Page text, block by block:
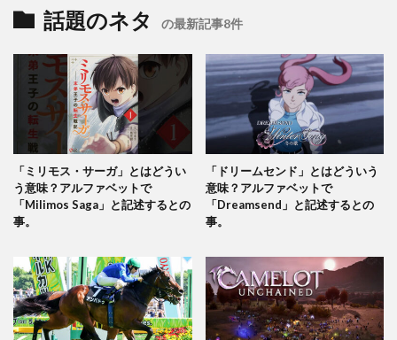
話題のネタ の最新記事8件
「ミリモス・サーガ」とはどうい
う意味？アルファベットで
「Milimos Saga」と記述するとの
事。
「ドリームセンド」とはどういう
意味？アルファベットで
「Dreamsend」と記述するとの
事。